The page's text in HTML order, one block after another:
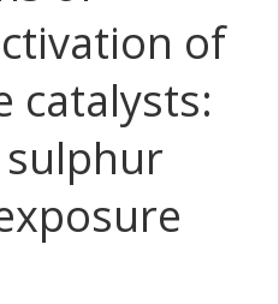
of
catalysts: